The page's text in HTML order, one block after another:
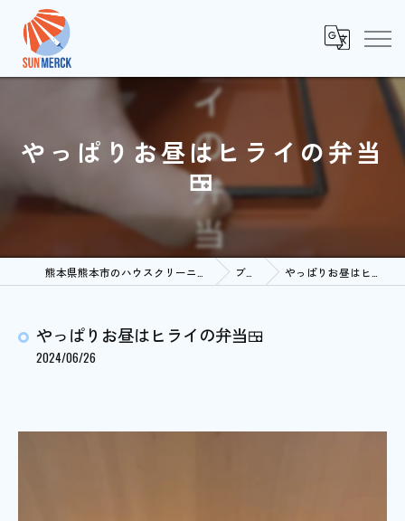
やっぱりお昼はヒライの弁当
🍱
ブログ やっぱりお昼はヒライの弁当🍱
やっぱりお昼はヒライの弁当🍱
2024/06/26